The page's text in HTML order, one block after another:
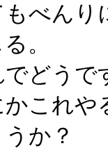
もべんり
。
でどうで
かこれや
うか？